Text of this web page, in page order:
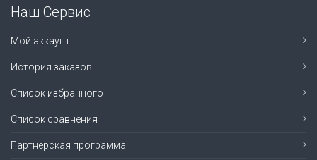
Наш Сервис
Мой аккаунт
История заказов
Список избранного
Список сравнения
Партнерская программа